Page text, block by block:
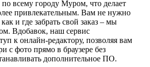
всему городу Муром, что делает
привлекательным. Вам не нужно
и где забрать свой заказ – мы
Вдобавок, наш сервис
к онлайн-редактору, позволяя вам
с фото прямо в браузере без
дополнительное ПО.